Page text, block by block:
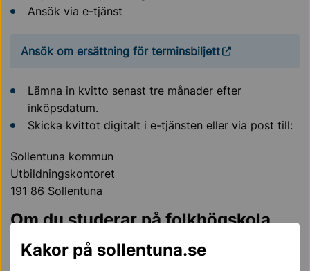
Kakor på sollentuna.se
Ansök via e-tjänst
Ansök om ersättning för terminsbiljett
Lämna in kvitto senast tre månader efter
inköpsdatum.
Skicka kvittot digitalt i e-tjänsten eller via post till:
Sollentuna kommun
Utbildningskontoret
191 86 Sollentuna
Om du studerar på folkhögskola
Du som går en allmän kurs på gymnasienivå vid
folkhögskola kan också få reseersättning.